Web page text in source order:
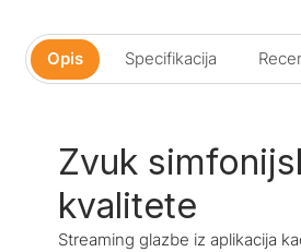
Opis Specifikacija
Zvuk
kvalitete
Streaming glazbe iz aplikacija